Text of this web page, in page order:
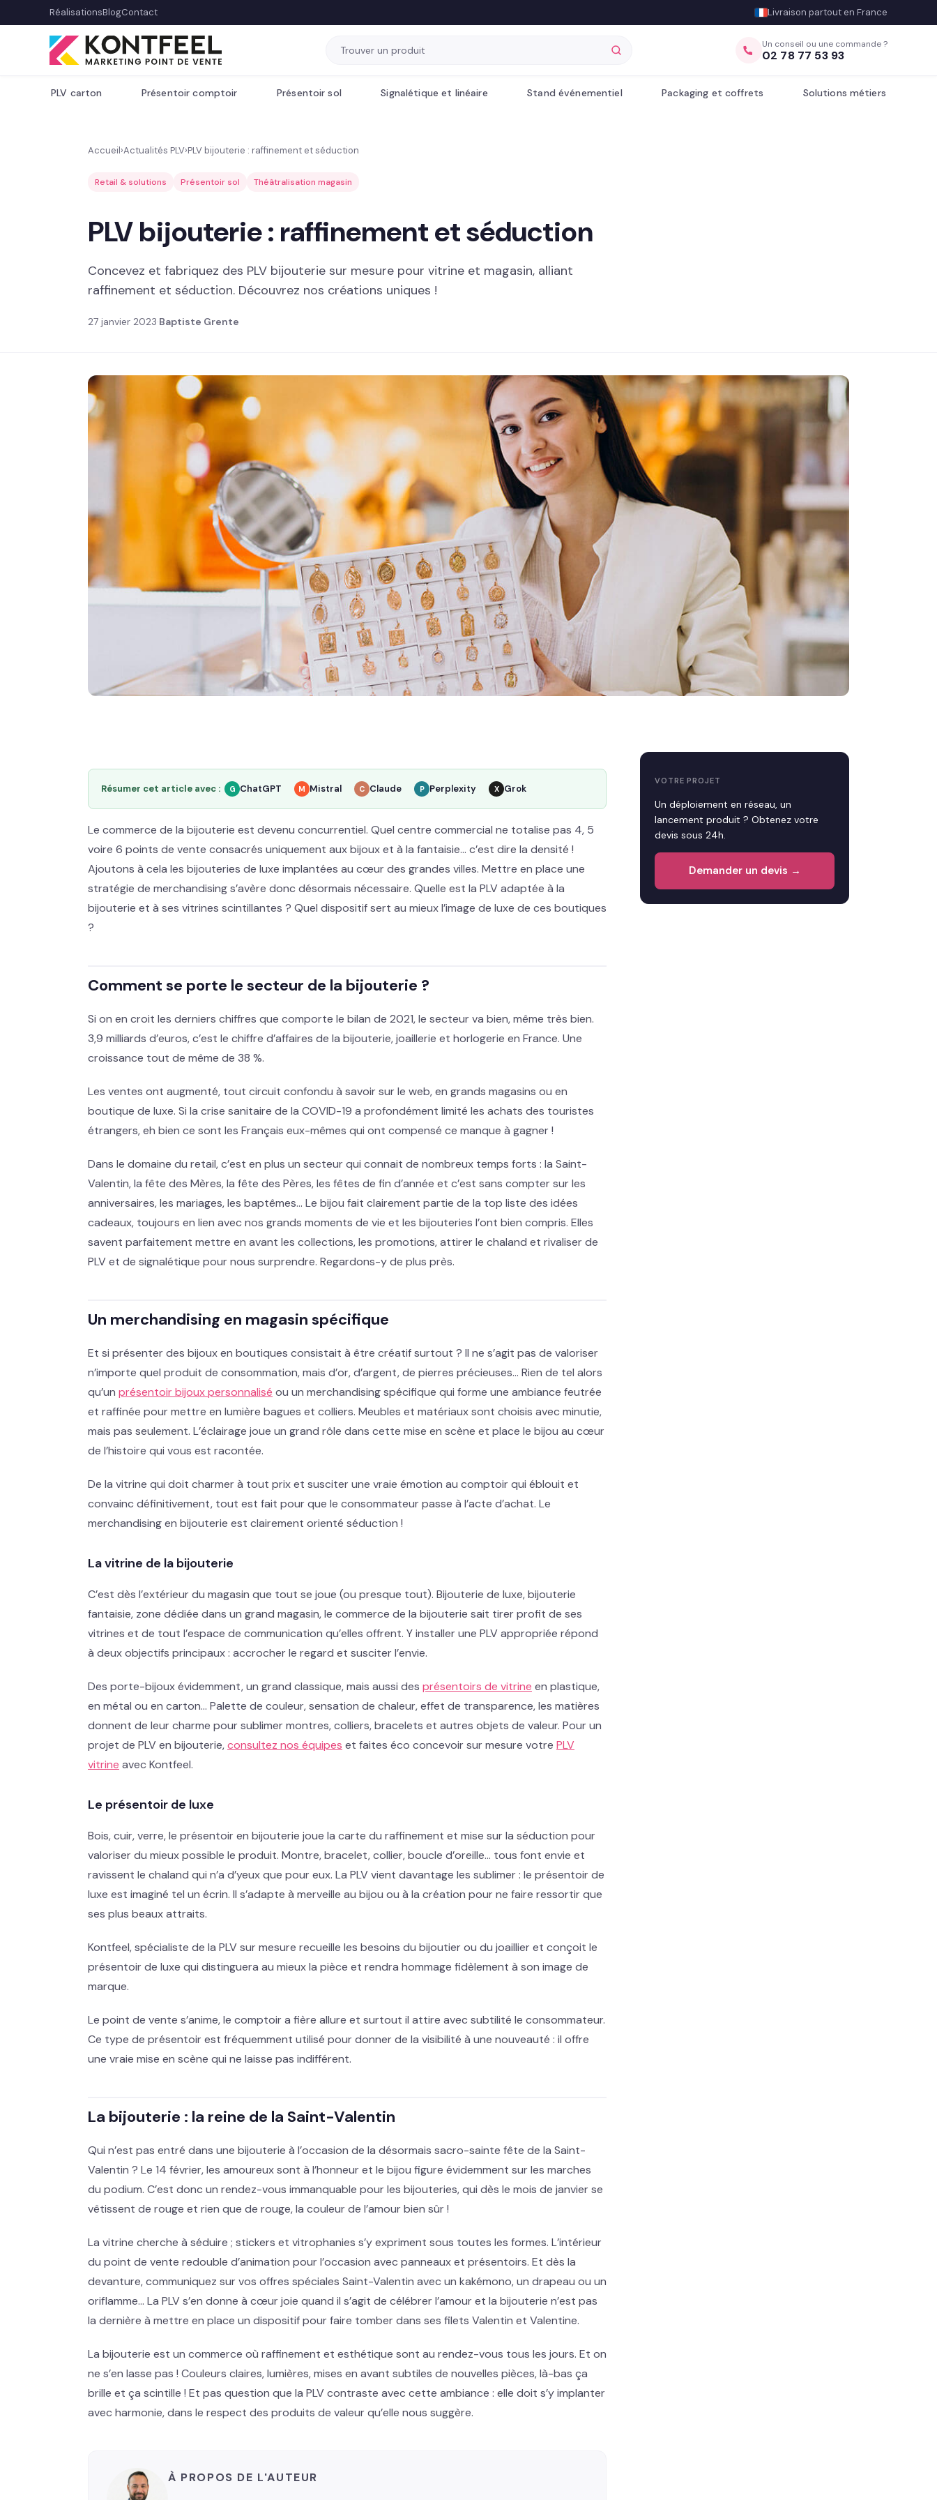
RéalisationsBlogContact Livraison partout en France
Un conseil ou une commande ?
02 78 77 53 93
PLV carton Présentoir comptoir Présentoir sol Signalétique et linéaire Stand événementiel Packaging et coffrets Solutions métiers
Accueil›Actualités PLV›PLV bijouterie : raffinement et séduction
Retail & solutions Présentoir sol Théâtralisation magasin
PLV bijouterie : raffinement et séduction
Concevez et fabriquez des PLV bijouterie sur mesure pour vitrine et magasin, alliant
raffinement et séduction. Découvrez nos créations uniques !
27 janvier 2023·Baptiste Grente
Résumer cet article avec : G ChatGPT M Mistral C Claude P Perplexity X Grok
Le commerce de la bijouterie est devenu concurrentiel. Quel centre commercial ne totalise pas 4, 5
voire 6 points de vente consacrés uniquement aux bijoux et à la fantaisie… c’est dire la densité !
Ajoutons à cela les bijouteries de luxe implantées au cœur des grandes villes. Mettre en place une
stratégie de merchandising s’avère donc désormais nécessaire. Quelle est la PLV adaptée à la
bijouterie et à ses vitrines scintillantes ? Quel dispositif sert au mieux l’image de luxe de ces boutiques
?
Comment se porte le secteur de la bijouterie ?
Si on en croit les derniers chiffres que comporte le bilan de 2021, le secteur va bien, même très bien.
3,9 milliards d’euros, c’est le chiffre d’affaires de la bijouterie, joaillerie et horlogerie en France. Une
croissance tout de même de 38 %.
Les ventes ont augmenté, tout circuit confondu à savoir sur le web, en grands magasins ou en
boutique de luxe. Si la crise sanitaire de la COVID-19 a profondément limité les achats des touristes
étrangers, eh bien ce sont les Français eux-mêmes qui ont compensé ce manque à gagner !
Dans le domaine du retail, c’est en plus un secteur qui connait de nombreux temps forts : la Saint-
Valentin, la fête des Mères, la fête des Pères, les fêtes de fin d’année et c’est sans compter sur les
anniversaires, les mariages, les baptêmes… Le bijou fait clairement partie de la top liste des idées
cadeaux, toujours en lien avec nos grands moments de vie et les bijouteries l’ont bien compris. Elles
savent parfaitement mettre en avant les collections, les promotions, attirer le chaland et rivaliser de
PLV et de signalétique pour nous surprendre. Regardons-y de plus près.
Un merchandising en magasin spécifique
Et si présenter des bijoux en boutiques consistait à être créatif surtout ? Il ne s’agit pas de valoriser
n’importe quel produit de consommation, mais d’or, d’argent, de pierres précieuses… Rien de tel alors
qu’un présentoir bijoux personnalisé ou un merchandising spécifique qui forme une ambiance feutrée
et raffinée pour mettre en lumière bagues et colliers. Meubles et matériaux sont choisis avec minutie,
mais pas seulement. L’éclairage joue un grand rôle dans cette mise en scène et place le bijou au cœur
de l’histoire qui vous est racontée.
De la vitrine qui doit charmer à tout prix et susciter une vraie émotion au comptoir qui éblouit et
convainc définitivement, tout est fait pour que le consommateur passe à l’acte d’achat. Le
merchandising en bijouterie est clairement orienté séduction !
La vitrine de la bijouterie
C’est dès l’extérieur du magasin que tout se joue (ou presque tout). Bijouterie de luxe, bijouterie
fantaisie, zone dédiée dans un grand magasin, le commerce de la bijouterie sait tirer profit de ses
vitrines et de tout l’espace de communication qu’elles offrent. Y installer une PLV appropriée répond
à deux objectifs principaux : accrocher le regard et susciter l’envie.
Des porte-bijoux évidemment, un grand classique, mais aussi des présentoirs de vitrine en plastique,
en métal ou en carton… Palette de couleur, sensation de chaleur, effet de transparence, les matières
donnent de leur charme pour sublimer montres, colliers, bracelets et autres objets de valeur. Pour un
projet de PLV en bijouterie,consultez nos équipes et faites éco concevoir sur mesure votre PLV
vitrine avec Kontfeel.
Le présentoir de luxe
Bois, cuir, verre, le présentoir en bijouterie joue la carte du raffinement et mise sur la séduction pour
valoriser du mieux possible le produit. Montre, bracelet, collier, boucle d’oreille… tous font envie et
ravissent le chaland qui n’a d’yeux que pour eux. La PLV vient davantage les sublimer : le présentoir de
luxe est imaginé tel un écrin. Il s’adapte à merveille au bijou ou à la création pour ne faire ressortir que
ses plus beaux attraits.
Kontfeel, spécialiste de la PLV sur mesure recueille les besoins du bijoutier ou du joaillier et conçoit le
présentoir de luxe qui distinguera au mieux la pièce et rendra hommage fidèlement à son image de
marque.
Le point de vente s’anime, le comptoir a fière allure et surtout il attire avec subtilité le consommateur.
Ce type de présentoir est fréquemment utilisé pour donner de la visibilité à une nouveauté : il offre
une vraie mise en scène qui ne laisse pas indifférent.
La bijouterie : la reine de la Saint-Valentin
Qui n’est pas entré dans une bijouterie à l’occasion de la désormais sacro-sainte fête de la Saint-
Valentin ? Le 14 février, les amoureux sont à l’honneur et le bijou figure évidemment sur les marches
du podium. C’est donc un rendez-vous immanquable pour les bijouteries, qui dès le mois de janvier se
vêtissent de rouge et rien que de rouge, la couleur de l’amour bien sûr !
La vitrine cherche à séduire ; stickers et vitrophanies s’y expriment sous toutes les formes. L’intérieur
du point de vente redouble d’animation pour l’occasion avec panneaux et présentoirs. Et dès la
devanture, communiquez sur vos offres spéciales Saint-Valentin avec un kakémono, un drapeau ou un
oriflamme… La PLV s’en donne à cœur joie quand il s’agit de célébrer l’amour et la bijouterie n’est pas
la dernière à mettre en place un dispositif pour faire tomber dans ses filets Valentin et Valentine.
La bijouterie est un commerce où raffinement et esthétique sont au rendez-vous tous les jours. Et on
ne s’en lasse pas ! Couleurs claires, lumières, mises en avant subtiles de nouvelles pièces, là-bas ça
brille et ça scintille ! Et pas question que la PLV contraste avec cette ambiance : elle doit s’y implanter
avec harmonie, dans le respect des produits de valeur qu’elle nous suggère.
À PROPOS DE L'AUTEUR
VOTRE PROJET
Un déploiement en réseau, un
lancement produit ? Obtenez votre
devis sous 24h.
Demander un devis →